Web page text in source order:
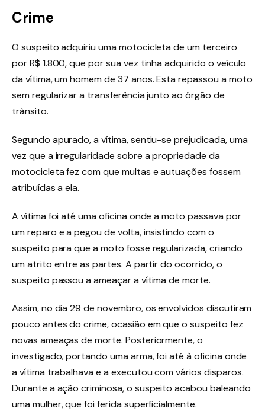
Crime
O suspeito adquiriu uma motocicleta de um terceiro
por R$ 1.800, que por sua vez tinha adquirido o veículo
da vítima, um homem de 37 anos. Esta repassou a moto
sem regularizar a transferência junto ao órgão de
trânsito.
Segundo apurado, a vítima, sentiu-se prejudicada, uma
vez que a irregularidade sobre a propriedade da
motocicleta fez com que multas e autuações fossem
atribuídas a ela.
A vítima foi até uma oficina onde a moto passava por
um reparo e a pegou de volta, insistindo com o
suspeito para que a moto fosse regularizada, criando
um atrito entre as partes. A partir do ocorrido, o
suspeito passou a ameaçar a vítima de morte.
Assim, no dia 29 de novembro, os envolvidos discutiram
pouco antes do crime, ocasião em que o suspeito fez
novas ameaças de morte. Posteriormente, o
investigado, portando uma arma, foi até à oficina onde
a vítima trabalhava e a executou com vários disparos.
Durante a ação criminosa, o suspeito acabou baleando
uma mulher, que foi ferida superficialmente.